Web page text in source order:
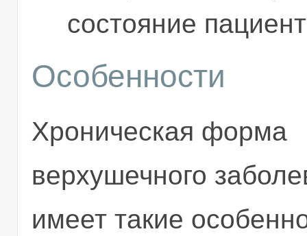
состояние
Особенности
Хроническая форма
верхушечного
имеет такие